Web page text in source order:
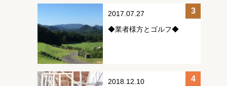
2017.07.27
◆業者様方とゴルフ◆
2018.12.10